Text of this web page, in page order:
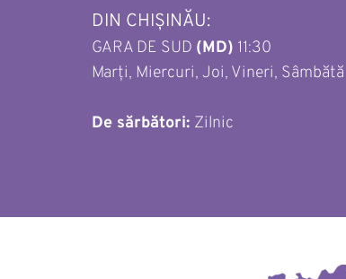
DIN CHIȘINĂU:
GARA DE SUD (MD) 11:30
Marți, Miercuri, Joi, Vineri, Sâmbătă
De sărbători: Zilnic